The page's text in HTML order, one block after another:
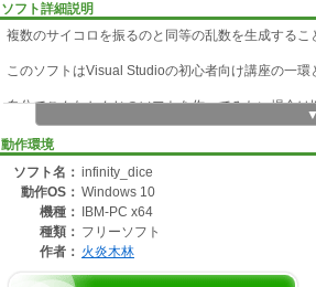
ソフト詳細説明
複数のサイコロを振るのと同等の乱数を生成するこ
このソフトはVisual Studioの初心者向け講座の一環
自分でこんなかんじのソフトを作ってみたい場合は
記事のURL:http://ict119.com/visual-studio_beginner/
動作環境
ソフト名： infinity_dice
動作OS： Windows 10
機種：
IBM-PC x64
種類： フリーソフト
作者： 火炎木林